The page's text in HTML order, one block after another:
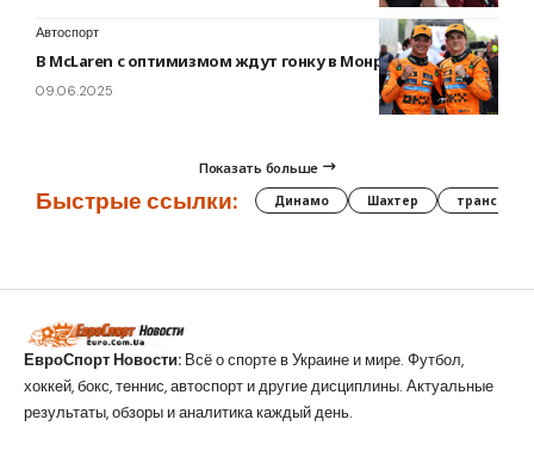
Автоспорт
В McLaren с оптимизмом ждут гонку в Монреале
09.06.2025
Показать больше
Быстрые ссылки: Динамо Шахтер трансферы
ЕвроСпорт Новости: Всё о спорте в Украине и мире. Футбол,
хоккей, бокс, теннис, автоспорт и другие дисциплины. Актуальные
результаты, обзоры и аналитика каждый день.